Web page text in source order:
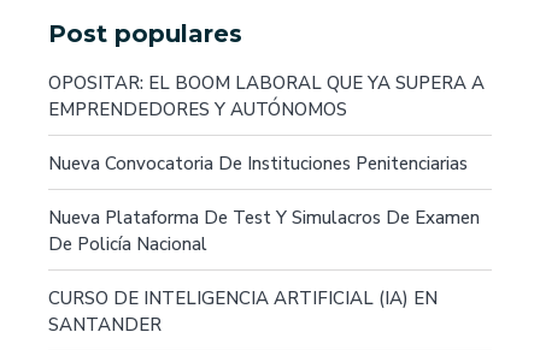
Post populares
OPOSITAR: EL BOOM LABORAL QUE YA SUPERA A
EMPRENDEDORES Y AUTÓNOMOS
Nueva Convocatoria De Instituciones Penitenciarias
Nueva Plataforma De Test Y Simulacros De Examen
De Policía Nacional
CURSO DE INTELIGENCIA ARTIFICIAL (IA) EN
SANTANDER